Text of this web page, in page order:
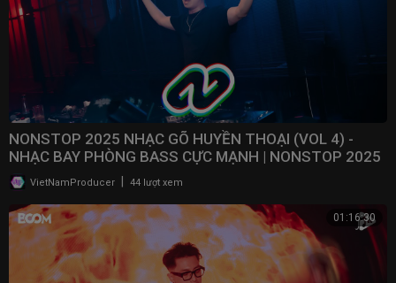
NONSTOP 2025 NHẠC GÕ HUYỀN THOẠI (VOL 4) -
NHẠC BAY PHÒNG BASS CỰC MẠNH | NONSTOP 2025
VINAHOUSE
VietNamProducer 44 lượt xem
01:16:30